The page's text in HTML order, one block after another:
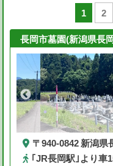
1 2
長岡市墓園(新潟県長
〒940-0842 新潟
｢JR長岡駅｣より車